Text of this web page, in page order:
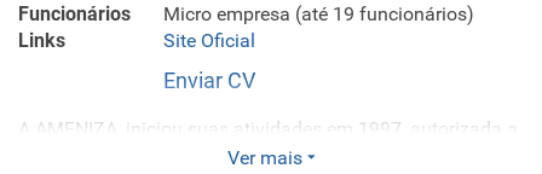
Funcionários
Micro empresa (até 19 funcionários)
Links
Site Oficial
Enviar CV
A AMENIZA, iniciou suas atividades em 1997, autorizada a
operar nas carteiras de Ramos Elementares e Saúde, Vida
Ver mais